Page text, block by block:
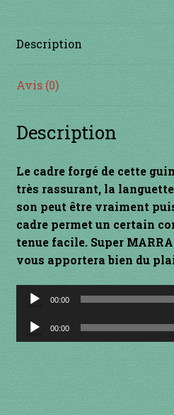
en plastique
GUIMBARDES
je suis débutant
Liens
Mon Compte
Newsletter
Panier
Description
Avis (0)
Description
Le cadre forgé de cette
très rassurant, la
son peut être vraiment
cadre permet un certain
tenue facile. Super
vous apportera bien du
Lecteur00:00
Lecteur
audio
00:00